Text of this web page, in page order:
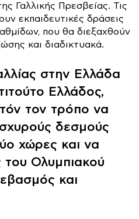
Γαλλικής Πρεσβείας. Τις
εκπαιδευτικές δράσεις
που θα διεξαχθούν
και διαδικτυακά.
στην Ελλάδα
Ελλάδος,
τον τρόπο να
δεσμούς
χώρες και να
του Ολυμπιακού
και